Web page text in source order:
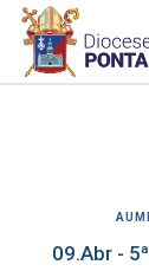
09.Abr -